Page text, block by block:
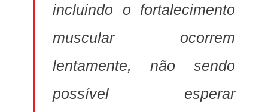
incluindo o fortalecimento
muscular ocorrem
lentamente, não sendo
possível esperar